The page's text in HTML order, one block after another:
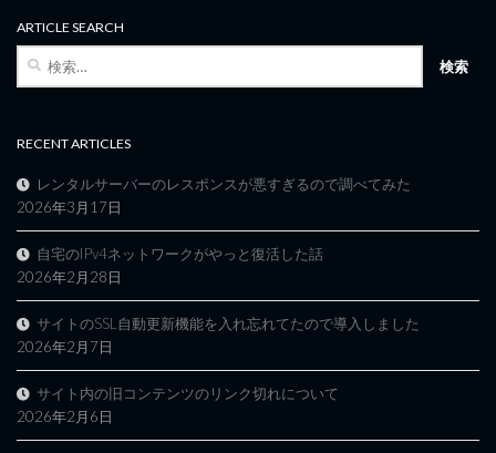
ARTICLE SEARCH
検
RECENT ARTICLES
レンタルサーバーのレスポンスが悪すぎるので調べてみた
2026年3月17日
自宅のIPv4ネットワークがやっと復活した話
2026年2月28日
サイトのSSL自動更新機能を入れ忘れてたので導入しました
2026年2月7日
サイト内の旧コンテンツのリンク切れについて
2026年2月6日